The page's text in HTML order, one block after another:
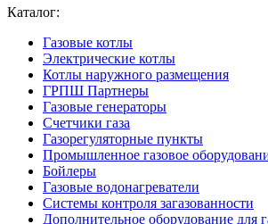
Каталог:
Газовые котлы
Электрические котлы
Котлы наружного размещения
ГРПШ Партнеры
Газовые генераторы
Счетчики газа
Газорегуляторные пункты
Промышленное газовое
Бойлеры
Газовые водонагреватели
Системы контроля загазованности
Дополнительное оборудование для